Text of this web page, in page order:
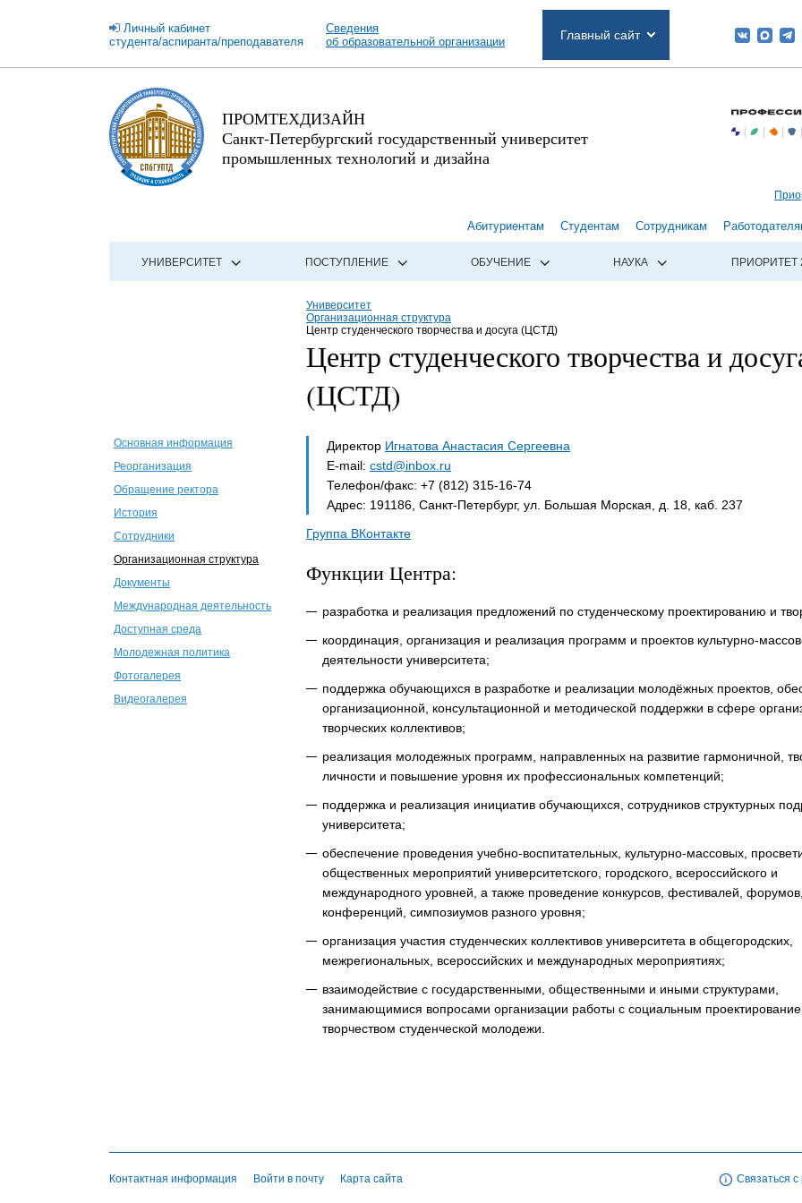
Личный кабинет
студента/аспиранта/преподавателя
Сведения
об образовательной организации
Главный сайт
ПРОМТЕХДИЗАЙН
Санкт-Петербургский государственный университет
промышленных технологий и дизайна
Абитуриентам Студентам Сотрудникам
УНИВЕРСИТЕТ ПОСТУПЛЕНИЕ ОБУЧЕНИЕ НАУКА ПРИОРИТЕТ
Университет
Организационная структура
Центр студенческого творчества и досуга (ЦСТД)
Центр студенческого творчества и
(ЦСТД)
Основная информация
Реорганизация
Обращение ректора
История
Сотрудники
Организационная структура
Документы
Международная деятельность
Доступная среда
Молодежная политика
Фотогалерея
Видеогалерея
Директор Игнатова Анастасия Сергеевна
E-mail: cstd@inbox.ru
Телефон/факс: +7 (812) 315-16-74
Адрес: 191186, Санкт-Петербург, ул. Большая Морская, д. 18, каб. 237
Группа ВКонтакте
Функции Центра:
разработка и реализация предложений по студенческому проектированию и
координация, организация и реализация программ и проектов культурно-
деятельности университета;
поддержка обучающихся в разработке и реализации молодёжных проектов,
организационной, консультационной и методической поддержки в сфере
творческих коллективов;
реализация молодежных программ, направленных на развитие гармоничной,
личности и повышение уровня их профессиональных компетенций;
поддержка и реализация инициатив обучающихся, сотрудников структурных
университета;
обеспечение проведения учебно-воспитательных, культурно-массовых,
общественных мероприятий университетского, городского, всероссийского и
международного уровней, а также проведение конкурсов, фестивалей, форумов,
конференций, симпозиумов разного уровня;
организация участия студенческих коллективов университета в общегородских,
межрегиональных, всероссийских и международных мероприятиях;
взаимодействие с государственными, общественными и иными структурами,
занимающимися вопросами организации работы с социальным
творчеством студенческой молодежи.
Контактная информация Войти в почту Карта сайта Связаться